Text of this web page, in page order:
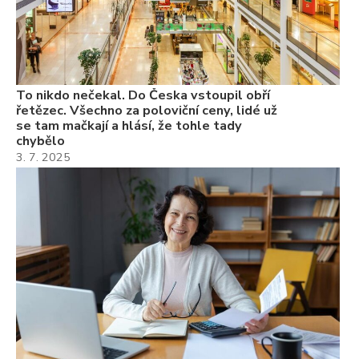
To nikdo nečekal. Do Česka vstoupil obří
řetězec. Všechno za poloviční ceny, lidé už
se tam mačkají a hlásí, že tohle tady
chybělo
3. 7. 2025